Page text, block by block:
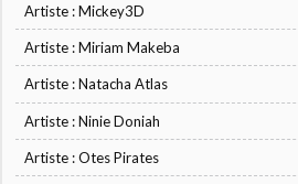
Artiste : Mickey3D
Artiste : Miriam Makeba
Artiste : Natacha Atlas
Artiste : Ninie Doniah
Artiste : Otes Pirates